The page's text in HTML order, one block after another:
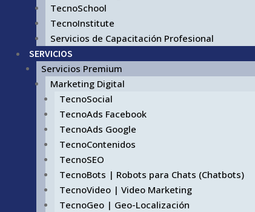
TecnoSchool
TecnoInstitute
Servicios de Capacitación Profesional
SERVICIOS
Servicios Premium
Marketing Digital
TecnoSocial
TecnoAds Facebook
TecnoAds Google
TecnoContenidos
TecnoSEO
TecnoBots | Robots para Chats (Chatbots)
TecnoVideo | Video Marketing
TecnoGeo | Geo-Localización